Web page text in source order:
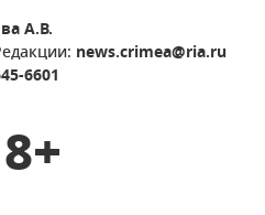
А.В.
news.crimea@ria.ru
6601